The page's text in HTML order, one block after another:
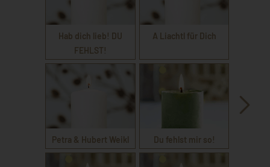
Hab dich lieb! DU
FEHLST!
A Liachtl für Dich
Petra & Hubert Weikl Du fehlst mir so!